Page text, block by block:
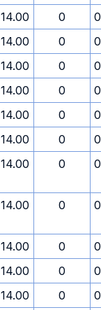
14.00 0
14.00 0
14.00 0
14.00 0
14.00 0
14.00 0
14.00 0
14.00 0
14.00 0
14.00 0
14.00 0